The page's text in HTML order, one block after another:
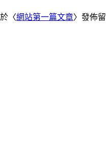
〈網站第一篇文章〉發佈留